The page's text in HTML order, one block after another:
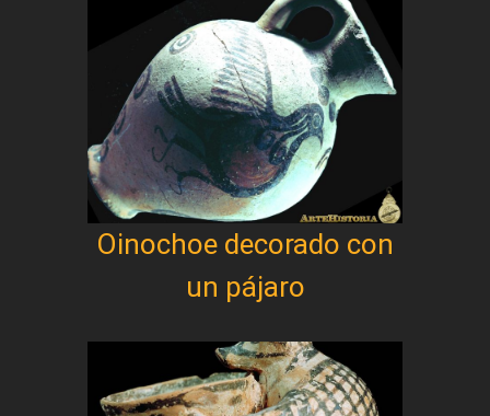
Oinochoe decorado con
un pájaro